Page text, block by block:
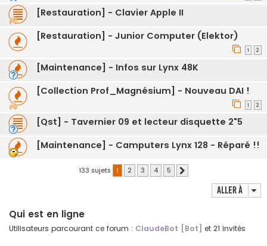
[Restauration] - Clavier Apple II
[Restauration] - Junior Computer (Elektor)
1 2
[Maintenance] - Infos sur Lynx 48K
[Collection Prof_Magnésium] - Nouveau DAI !
1 2
[Qst] - Tavernier 09 et lecteur disquette 2"5
[Maintenance] - Camputers Lynx 128 - Réparé !!
133 sujets 1 2 3 4 5
Aller à
Qui est en ligne
Utilisateurs parcourant ce forum : ClaudeBot [Bot] et 21 invités